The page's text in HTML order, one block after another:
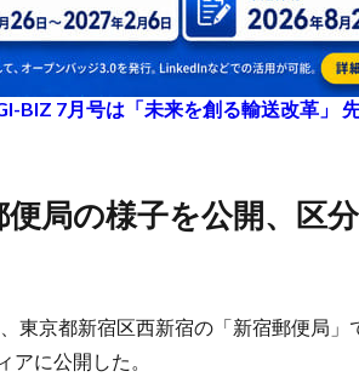
BIZ 7月号は「未来を創る輸送改革」
東京都新宿区西新宿の「新宿郵便局
アに公開した。